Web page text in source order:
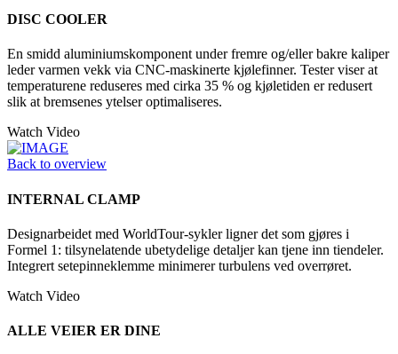
DISC COOLER
En smidd aluminiumskomponent under fremre og/eller bakre kaliper
leder varmen vekk via CNC-maskinerte kjølefinner. Tester viser at
temperaturene reduseres med cirka 35 % og kjøletiden er redusert
slik at bremsenes ytelser optimaliseres.
Watch Video
Back to overview
INTERNAL CLAMP
Designarbeidet med WorldTour-sykler ligner det som gjøres i
Formel 1: tilsynelatende ubetydelige detaljer kan tjene inn tiendeler.
Integrert setepinneklemme minimerer turbulens ved overrøret.
Watch Video
ALLE VEIER ER DINE